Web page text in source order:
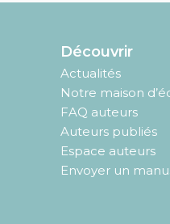
Découvrir
Actualités
Notre maison
FAQ auteurs
Auteurs publiés
Espace auteurs
Envoyer un